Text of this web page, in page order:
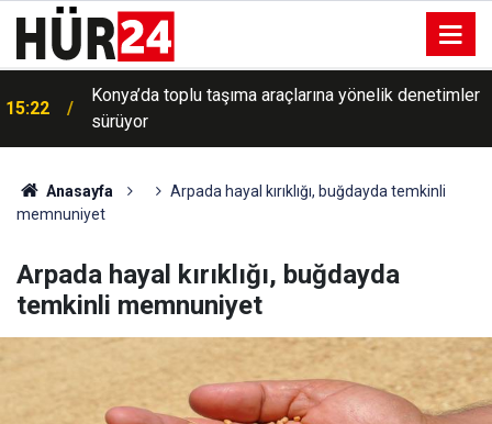
15:16
Konya Umut Kervanından yetim ve muhtaç ailelere
yardım
Anasayfa
Arpada hayal kırıklığı, buğdayda temkinli
memnuniyet
Arpada hayal kırıklığı, buğdayda
temkinli memnuniyet